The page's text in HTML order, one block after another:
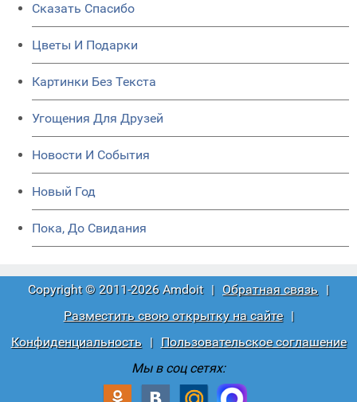
Сказать Спасибо
Цветы И Подарки
Картинки Без Текста
Угощения Для Друзей
Новости И События
Новый Год
Пока, До Свидания
Copyright © 2011-2026 Amdoit | Обратная связь |
Разместить свою открытку на сайте
|
Конфиденциальность
|
Пользовательское соглашение
Мы в соц сетях: